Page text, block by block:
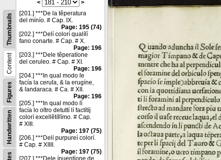
Handwritten
Figures
Content
Thumbnails
<
>
[201.] ***De la tẽperatura
del mínío. # Cap. IX.
Page: 195 (74)
[202.] ***Delí colorí qualíſí
fano conarte. # Cap. # X.
Page: 196
[203.] ***Dele tẽperatíone
del ceruleo. # Cap. # XI.
Page: 196
[204.] ***In qual modo ſe
facía la ceruſa, & la erugíne,
& ſandaraca. # Ca. # XII.
Page: 196
[205.] ***In qual modo ſí
facía lo oſtro detuttí lí factítíj
colorí excellẽtíſſímo. # Cap.
# XIII.
Page: 197 (75)
[206.] ***Delí purpureí colorí.
# Cap. # XIIII.
Page: 197 (75)
[207.] ***Dele ínuentíone de